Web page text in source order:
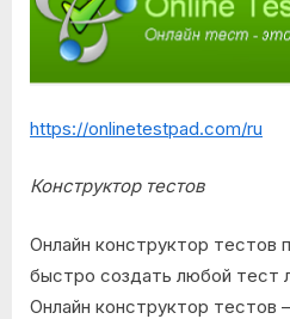
https://onlinetestpad.com/ru
Конструктор тестов
Онлайн конструктор тестов
быстро создать любой тест
Онлайн конструктор тестов